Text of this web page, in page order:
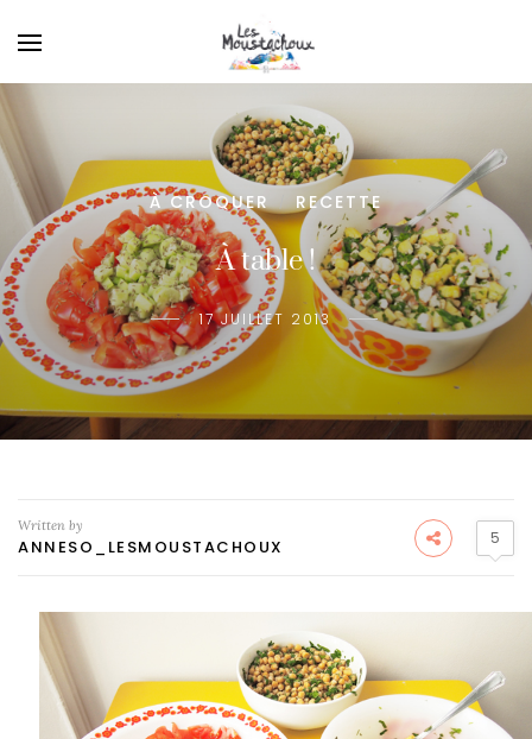
À CROQUER / RECETTE
À table !
17 JUILLET 2013
Written by
ANNESO_LESMOUSTACHOUX 5